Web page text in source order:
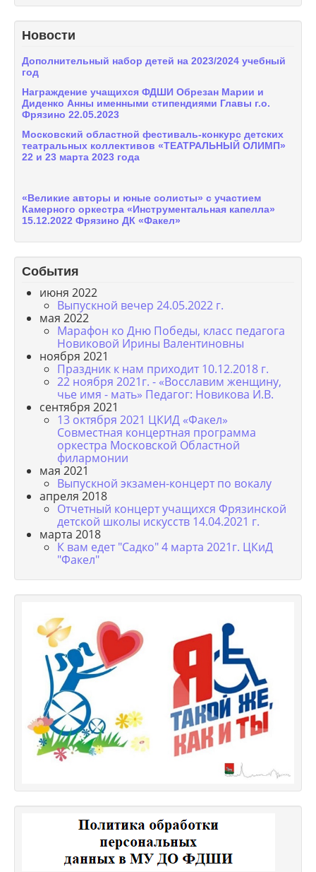
Новости
Дополнительный набор детей на 2023/2024 учебный
год
Награждение учащихся ФДШИ Обрезан Марии и
Диденко Анны именными стипендиями Главы г.о.
Фрязино 22.05.2023
Московский областной фестиваль-конкурс детских
театральных коллективов «ТЕАТРАЛЬНЫЙ ОЛИМП»
22 и 23 марта 2023 года
«Великие авторы и юные солисты» с участием
Камерного оркестра «Инструментальная капелла»
15.12.2022 Фрязино ДК «Факел»
События
июня 2022
Выпускной вечер 24.05.2022 г.
мая 2022
Марафон ко Дню Победы, класс педагога
Новиковой Ирины Валентиновны
ноября 2021
Праздник к нам приходит 10.12.2018 г.
22 ноября 2021г. - «Восславим женщину,
чье имя - мать» Педагог: Новикова И.В.
сентября 2021
13 октября 2021 ЦКИД «Факел»
Совместная концертная программа
оркестра Московской Областной
филармонии
мая 2021
Выпускной экзамен-концерт по вокалу
апреля 2018
Отчетный концерт учащихся Фрязинской
детской школы искусств 14.04.2021 г.
марта 2018
К вам едет "Садко" 4 марта 2021г. ЦКиД
"Факел"